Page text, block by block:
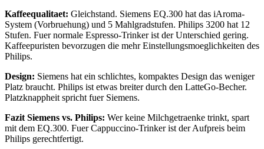
Kaffeequalitaet: Gleichstand. Siemens EQ.300 hat das iAroma-
System (Vorbruehung) und 5 Mahlgradstufen. Philips 3200 hat 12
Stufen. Fuer normale Espresso-Trinker ist der Unterschied gering.
Kaffeepuristen bevorzugen die mehr Einstellungsmoeglichkeiten des
Philips.
Design: Siemens hat ein schlichtes, kompaktes Design das weniger
Platz braucht. Philips ist etwas breiter durch den LatteGo-Becher.
Platzknappheit spricht fuer Siemens.
Fazit Siemens vs. Philips: Wer keine Milchgetraenke trinkt, spart
mit dem EQ.300. Fuer Cappuccino-Trinker ist der Aufpreis beim
Philips gerechtfertigt.